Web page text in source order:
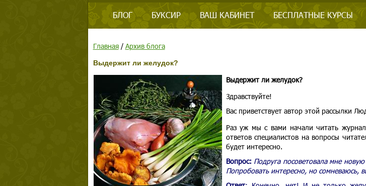
БЛОГ БУКСИР ВАШ КАБИНЕТ БЕСПЛАТНЫЕ КУРСЫ
Главная/ Архив блога
Выдержит ли желудок?
Выдержит ли желудок?
Здравствуйте!
Вас приветствует автор этой рассылки
Раз уж мы с вами начали читать
ответов специалистов на вопросы
будет интересно.
Вопрос: Подруга посоветовала мне
Попробовать интересно, но сомневаюсь,